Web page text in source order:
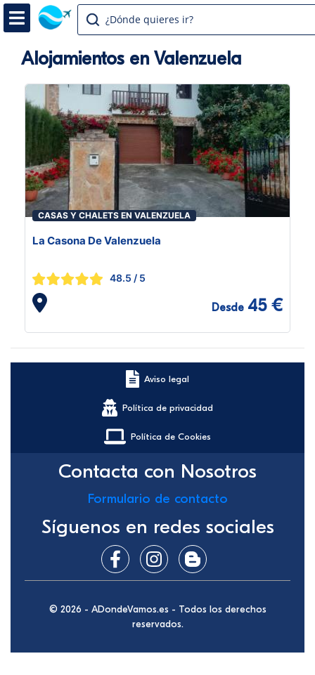
¿Dónde quieres ir?
Alojamientos en Valenzuela
CASAS Y CHALETS EN VALENZUELA
La Casona De Valenzuela
48.5 / 5
Desde 45 €
Aviso legal
Política de privacidad
Política de Cookies
Contacta con Nosotros
Formulario de contacto
Síguenos en redes sociales
© 2026 - ADondeVamos.es - Todos los derechos
reservados.